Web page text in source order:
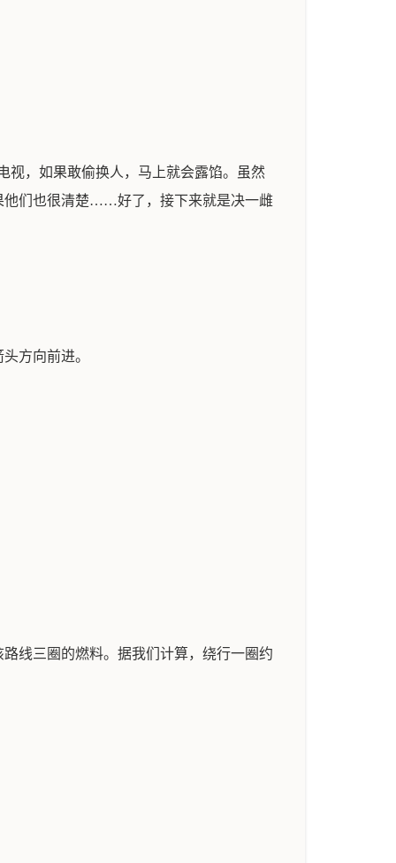
视，如果敢偷换人，马上就会露馅。虽然
他们也很清楚……好了，接下来就是决一雌
方向前进。
线三圈的燃料。据我们计算，绕行一圈约